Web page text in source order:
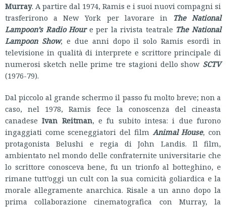
Murray. A partire dal 1974, Ramis e i suoi nuovi compagni si
trasferirono a New York per lavorare in
The National
Lampoon’s Radio Houre per la rivista teatrale The National
Lampoon Show, e due anni dopo il solo Ramis esordì in
televisione in qualità di interprete e scrittore principale di
numerosi sketch nelle prime tre stagioni dello show SCTV
(1976-79).
Dal piccolo al grande schermo il passo fu molto breve; non a
caso, nel 1978, Ramis fece la conoscenza del cineasta
canadeseIvan Reitman, e fu subito intesa: i due furono
ingaggiati come sceneggiatori del film Animal House, con
protagonista Belushi e regia di John Landis. Il film,
ambientato nel mondo delle confraternite universitarie che
lo scrittore conosceva bene, fu un trionfo al botteghino, e
rimane tutt’oggi un cult con la sua comicità goliardica e la
morale allegramente anarchica. Risale a un anno dopo la
prima collaborazione cinematografica con Murray, la